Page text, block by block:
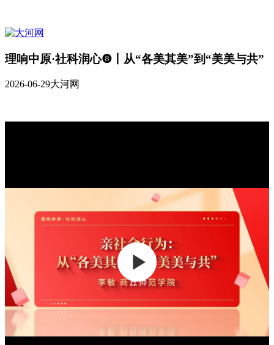
理响中原·社科润心❽丨从“各美其美”到“美美与共”
2026-06-29大河网